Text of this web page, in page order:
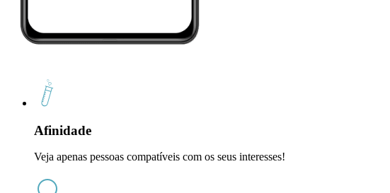
Afinidade
Veja apenas pessoas compatíveis com os seus interesses!